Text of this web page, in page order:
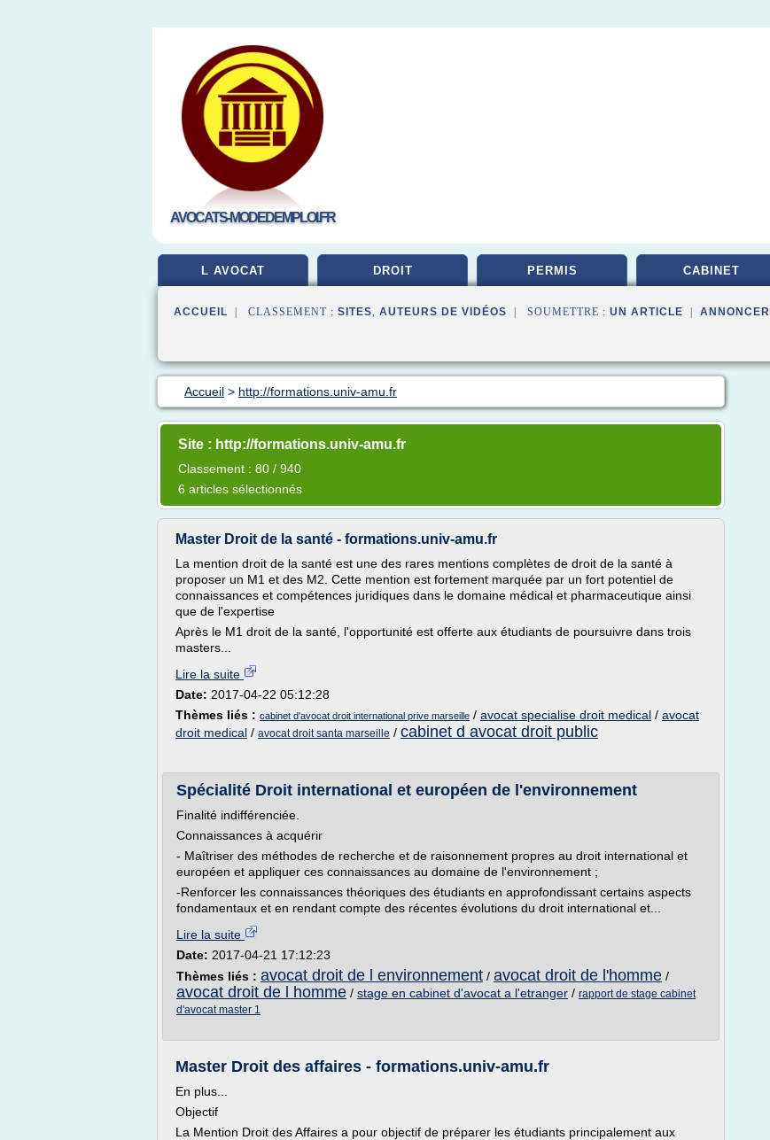
AVOCATS-MODEDEMPLOI.FR
L AVOCAT DROIT PERMIS CABINET
ACCUEIL | CLASSEMENT : SITES, AUTEURS DE VIDÉOS | SOUMETTRE : UN ARTICLE ANNONCER
Accueil > http://formations.univ-amu.fr
Site : http://formations.univ-amu.fr
Classement : 80 / 940
6 articles sélectionnés
Master Droit de la santé - formations.univ-amu.fr
La mention droit de la santé est une des rares mentions complètes de droit de la santé à
proposer un M1 et des M2. Cette mention est fortement marquée par un fort potentiel de
connaissances et compétences juridiques dans le domaine médical et pharmaceutique ainsi
que de l'expertise
Après le M1 droit de la santé, l'opportunité est offerte aux étudiants de poursuivre dans trois
masters...
Lire la suite
Date: 2017-04-22 05:12:28
Thèmes liés : cabinet d'avocat droit international prive marseille / avocat specialise droit medical / avocat
droit medical / avocat droit santa marseille / cabinet d avocat droit public
Spécialité Droit international et européen de l'environnement
Finalité indifférenciée.
Connaissances à acquérir
- Maîtriser des méthodes de recherche et de raisonnement propres au droit international et
européen et appliquer ces connaissances au domaine de l'environnement ;
-Renforcer les connaissances théoriques des étudiants en approfondissant certains aspects
fondamentaux et en rendant compte des récentes évolutions du droit international et...
Lire la suite
Date: 2017-04-21 17:12:23
Thèmes liés : avocat droit de l environnement / avocat droit de l'homme /
avocat droit de l homme / stage en cabinet d'avocat a l'etranger / rapport de stage cabinet
d'avocat master 1
Master Droit des affaires - formations.univ-amu.fr
En plus...
Objectif
La Mention Droit des Affaires a pour objectif de préparer les étudiants principalement aux